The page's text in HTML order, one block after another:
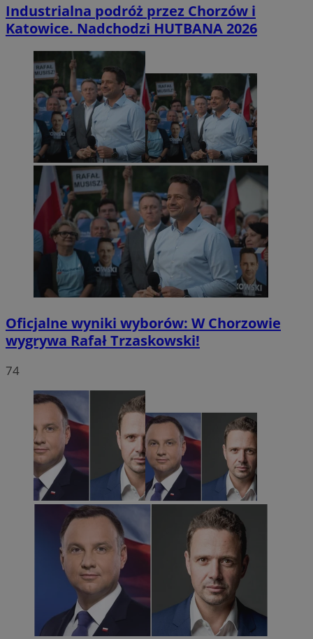
Industrialna podróż przez Chorzów i
Katowice. Nadchodzi HUTBANA 2026
Oficjalne wyniki wyborów: W Chorzowie
wygrywa Rafał Trzaskowski!
74